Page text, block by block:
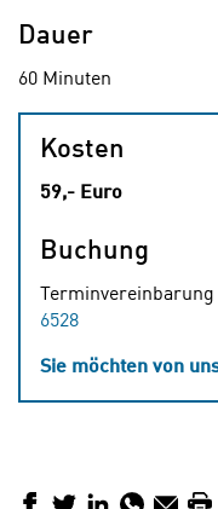
Dauer
60 Minuten
Kosten
59,- Euro
Buchung
6528
Sie möchten von